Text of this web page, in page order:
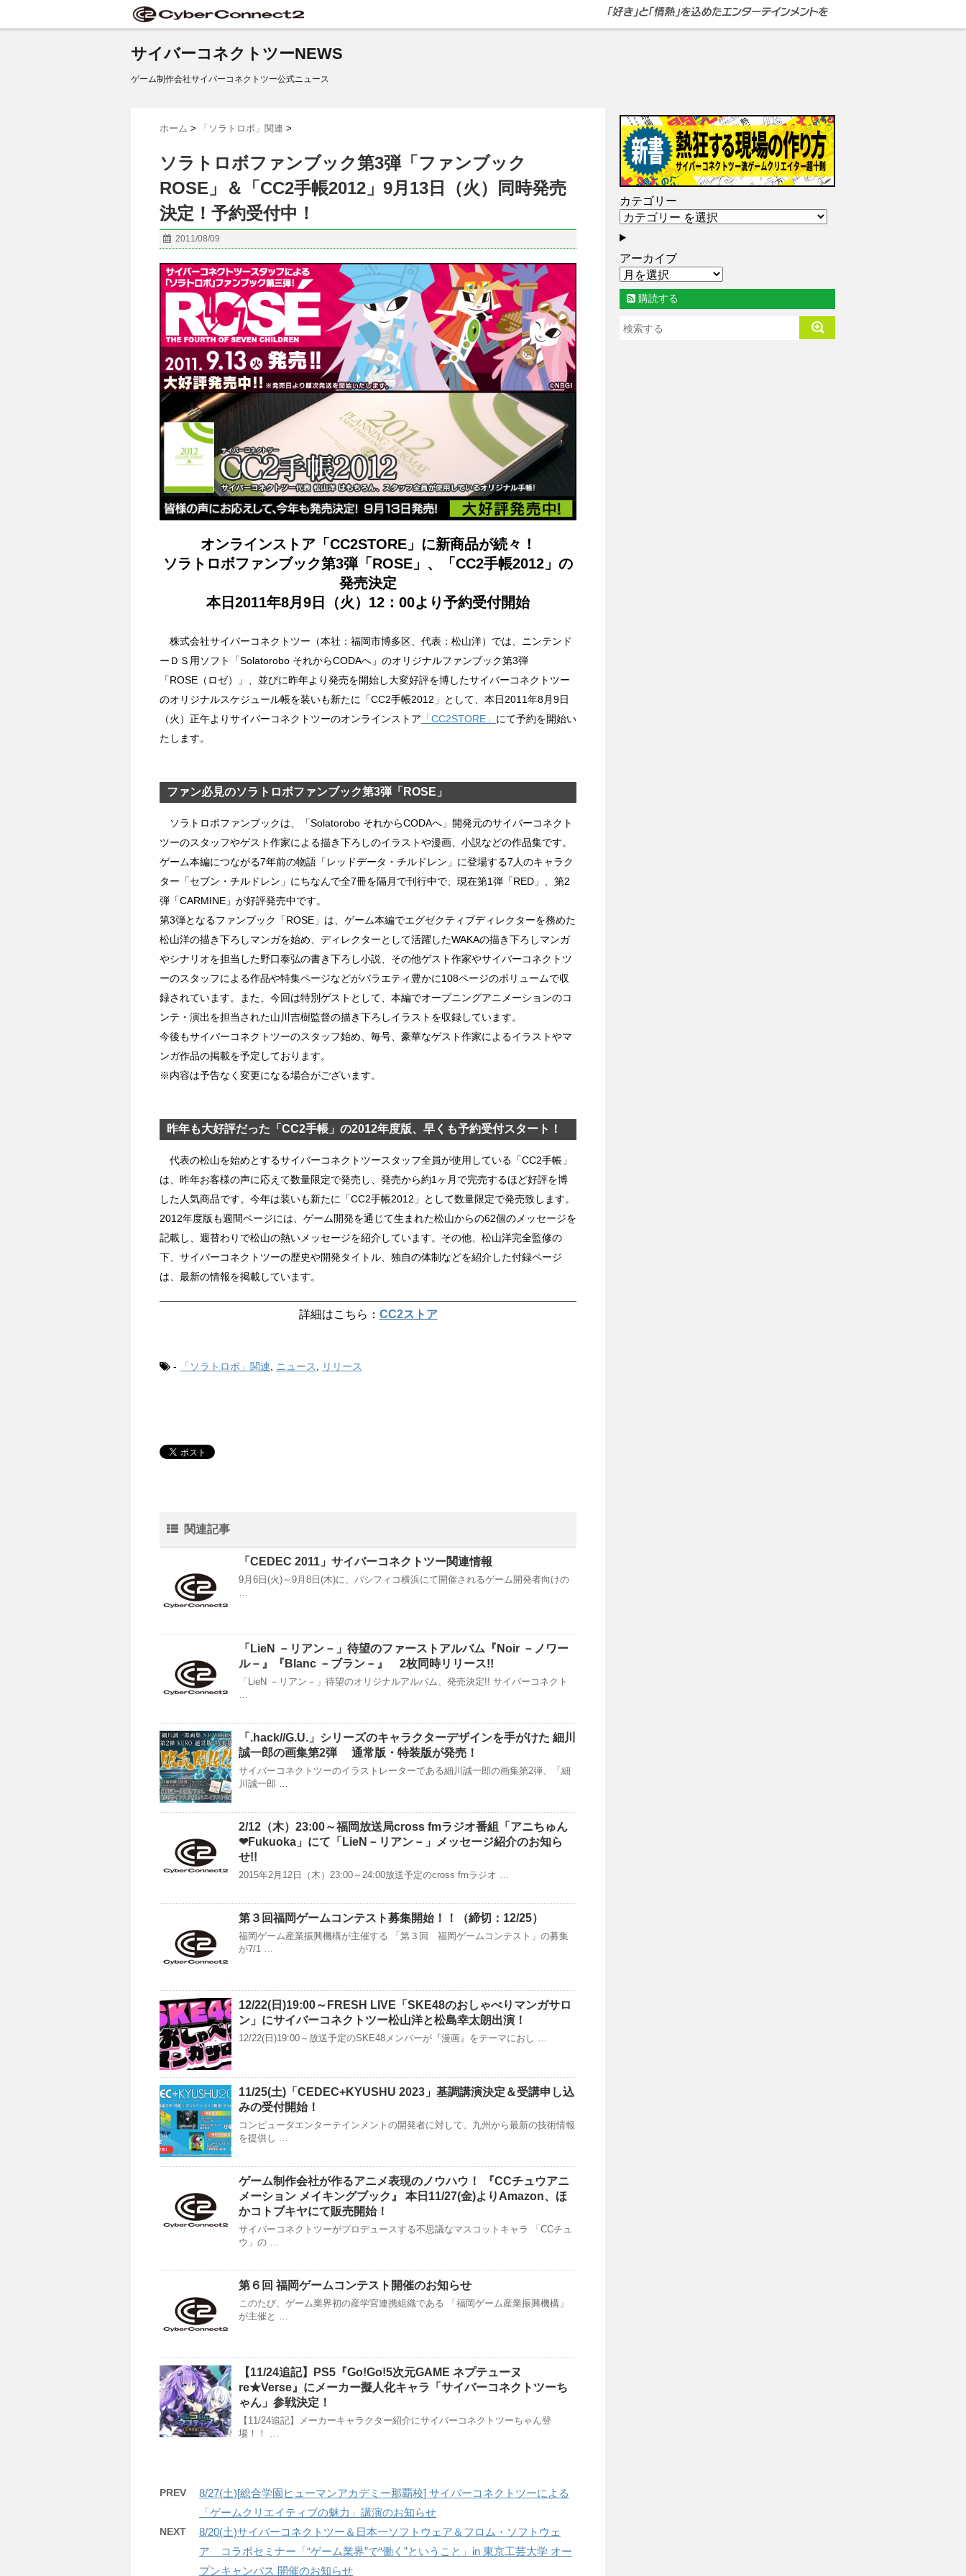
サイバーコネクトツーNEWS
ゲーム制作会社サイバーコネクトツー公式ニュース
ホーム > 「ソラトロボ」関連 >
ソラトロボファンブック第3弾「ファンブック
ROSE」＆「CC2手帳2012」9月13日（火）同時発売
決定！予約受付中！
2011/08/09
オンラインストア「CC2STORE」に新商品が続々！
ソラトロボファンブック第3弾「ROSE」、「CC2手帳2012」の
発売決定
本日2011年8月9日（火）12：00より予約受付開始
株式会社サイバーコネクトツー（本社：福岡市博多区、代表：松山洋）では、ニンテンド
ーＤＳ用ソフト「Solatorobo それからCODAへ」のオリジナルファンブック第3弾
「ROSE（ロゼ）」、並びに昨年より発売を開始し大変好評を博したサイバーコネクトツー
のオリジナルスケジュール帳を装いも新たに「CC2手帳2012」として、本日2011年8月9日
（火）正午よりサイバーコネクトツーのオンラインストア 「CC2STORE」 にて予約を開始い
たします。
ファン必見のソラトロボファンブック第3弾「ROSE」
ソラトロボファンブックは、「Solatorobo それからCODAへ」開発元のサイバーコネクト
ツーのスタッフやゲスト作家による描き下ろしのイラストや漫画、小説などの作品集です。
ゲーム本編につながる7年前の物語「レッドデータ・チルドレン」に登場する7人のキャラク
ター「セブン・チルドレン」にちなんで全7冊を隔月で刊行中で、現在第1弾「RED」、第2
弾「CARMINE」が好評発売中です。
第3弾となるファンブック「ROSE」は、ゲーム本編でエグゼクティブディレクターを務めた
松山洋の描き下ろしマンガを始め、ディレクターとして活躍したWAKAの描き下ろしマンガ
やシナリオを担当した野口泰弘の書き下ろし小説、その他ゲスト作家やサイバーコネクトツ
ーのスタッフによる作品や特集ページなどがバラエティ豊かに108ページのボリュームで収
録されています。また、今回は特別ゲストとして、本編でオープニングアニメーションのコ
ンテ・演出を担当された山川吉樹監督の描き下ろしイラストを収録しています。
今後もサイバーコネクトツーのスタッフ始め、毎号、豪華なゲスト作家によるイラストやマ
ンガ作品の掲載を予定しております。
※内容は予告なく変更になる場合がございます。
昨年も大好評だった「CC2手帳」の2012年度版、早くも予約受付スタート！
代表の松山を始めとするサイバーコネクトツースタッフ全員が使用している「CC2手帳」
は、昨年お客様の声に応えて数量限定で発売し、発売から約1ヶ月で完売するほど好評を博
した人気商品です。今年は装いも新たに「CC2手帳2012」として数量限定で発売致します。
2012年度版も週間ページには、ゲーム開発を通じて生まれた松山からの62個のメッセージを
記載し、週替わりで松山の熱いメッセージを紹介しています。その他、松山洋完全監修の
下、サイバーコネクトツーの歴史や開発タイトル、独自の体制などを紹介した付録ページ
は、最新の情報を掲載しています。
詳細はこちら： CC2ストア
- 「ソラトロボ」関連, ニュース, リリース
関連記事
「CEDEC 2011」サイバーコネクトツー関連情報
9月6日(火)～9月8日(木)に、パシフィコ横浜にて開催されるゲーム開発者向けの
…
「LieN －リアン－」待望のファーストアルバム『Noir －ノワー
ル－』『Blanc －ブラン－』 2枚同時リリース!!
「LieN －リアン－」待望のオリジナルアルバム、発売決定!! サイバーコネクト
…
「.hack//G.U.」シリーズのキャラクターデザインを手がけた 細川
誠一郎の画集第2弾 通常版・特装版が発売！
サイバーコネクトツーのイラストレーターである細川誠一郎の画集第2弾、「細
川誠一郎 …
2/12（木）23:00～福岡放送局cross fmラジオ番組「アニちゅん
❤Fukuoka」にて「LieN－リアン－」メッセージ紹介のお知ら
せ!!
2015年2月12日（木）23:00～24:00放送予定のcross fmラジオ …
第３回福岡ゲームコンテスト募集開始！！（締切：12/25）
福岡ゲーム産業振興機構が主催する 「第３回 福岡ゲームコンテスト」の募集
が7/1 …
12/22(日)19:00～FRESH LIVE「SKE48のおしゃべりマンガサロ
ン」にサイバーコネクトツー松山洋と松島幸太朗出演！
12/22(日)19:00～放送予定のSKE48メンバーが『漫画』をテーマにおし …
11/25(土)「CEDEC+KYUSHU 2023」基調講演決定＆受講申し込
みの受付開始！
コンピュータエンターテインメントの開発者に対して、九州から最新の技術情報
を提供し …
ゲーム制作会社が作るアニメ表現のノウハウ！ 『CCチュウアニ
メーション メイキングブック』 本日11/27(金)よりAmazon、ほ
かコトブキヤにて販売開始！
サイバーコネクトツーがプロデュースする不思議なマスコットキャラ 「CCチュ
ウ」の …
第６回 福岡ゲームコンテスト開催のお知らせ
このたび、ゲーム業界初の産学官連携組織である 「福岡ゲーム産業振興機構」
が主催と …
【11/24追記】PS5『Go!Go!5次元GAME ネプテューヌ
re★Verse』にメーカー擬人化キャラ「サイバーコネクトツーち
ゃん」参戦決定！
【11/24追記】メーカーキャラクター紹介にサイバーコネクトツーちゃん登
場！！ …
PREV
8/27(土)[総合学園ヒューマンアカデミー那覇校] サイバーコネクトツーによる
「ゲームクリエイティブの魅力」講演のお知らせ
NEXT
8/20(土)サイバーコネクトツー＆日本一ソフトウェア＆フロム・ソフトウェ
ア コラボセミナー「“ゲーム業界”で“働く”ということ」in 東京工芸大学 オー
プンキャンパス 開催のお知らせ
カテゴリー
アーカイブ
購読する